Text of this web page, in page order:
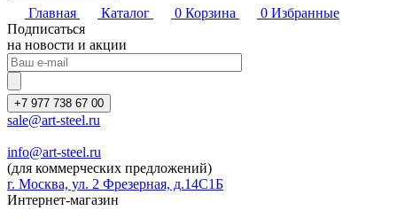
Главная Каталог 0 Корзина 0 Избранные
Подписаться
на новости и акции
+7 977 738 67 00
sale@art-steel.ru
info@art-steel.ru
(для коммерческих предложений)
г. Москва, ул. 2 Фрезерная, д.14С1Б
Интернет-магазин